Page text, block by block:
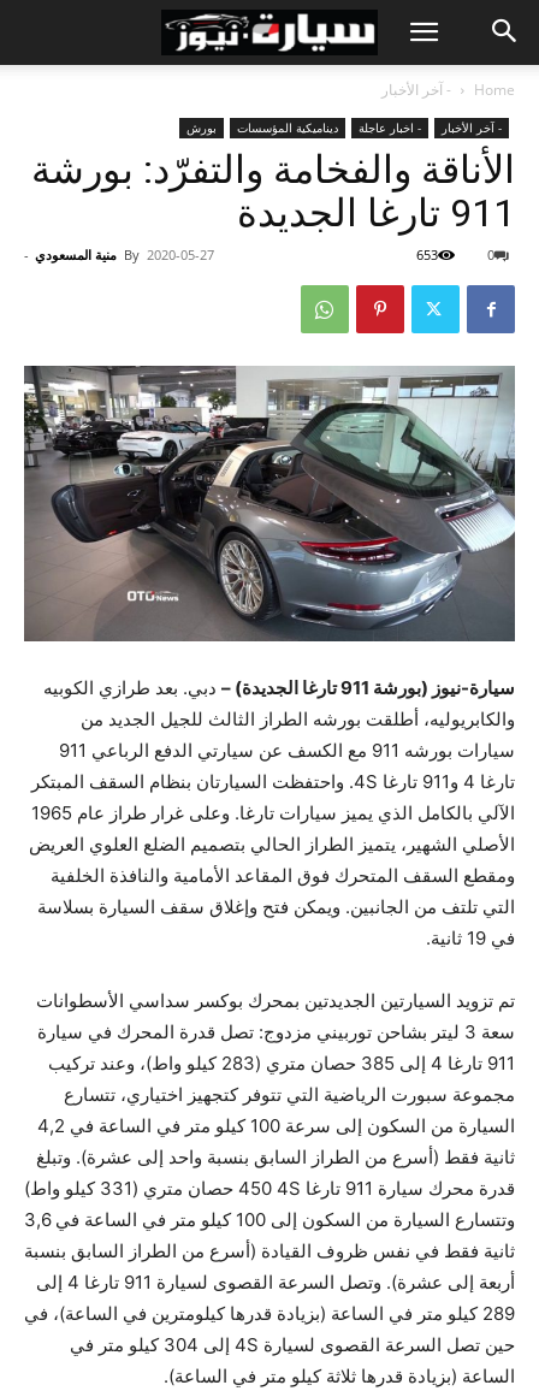
Home - آخر الأخبار
- آخر الأخبار - اخبار عاجلة ديناميكية المؤسسات بورش
الأناقة والفخامة والتفرّد: بورشة
By منية المسعودي - 2020-05-27 0
653
سيارة-نيوز (بورشة ‏911 تارغا الجديدة) –
دبي. بعد طرازي الكوبيه
والكابريوليه، أطلقت بورشه الطراز الثالث للجيل الجديد من
سيارات بورشه ‏911 مع الكسف عن سيارتي الدفع الرباعي ‏911
تارغا ‏4 و911 تارغا ‎4S. واحتفظت السيارتان بنظام السقف المبتكر
الآلي بالكامل الذي يميز سيارات تارغا. وعلى غرار طراز عام ‏1965
الأصلي الشهير، يتميز الطراز الحالي بتصميم الضلع العلوي العريض
ومقطع السقف المتحرك فوق المقاعد الأمامية والنافذة الخلفية
التي تلتف من الجانبين. ويمكن فتح وإغلاق سقف السيارة بسلاسة
في ‏19 ثانية‏.
تم تزويد السيارتين الجديدتين بمحرك بوكسر سداسي الأسطوانات
سعة ‏3 ليتر بشاحن توربيني مزدوج: تصل قدرة المحرك في سيارة
‏911 تارغا ‏4 إلى ‏385 حصان متري ‏(283 كيلو واط)، وعند تركيب
مجموعة سبورت الرياضية التي تتوفر كتجهيز اختياري، تتسارع
السيارة من السكون إلى سرعة ‏100 كيلو متر في الساعة في ‏4,2
ثانية فقط (أسرع من الطراز السابق بنسبة واحد إلى عشرة). وتبلغ
قدرة محرك سيارة ‏911 تارغا ‎4S ‏450 حصان متري ‏(331 كيلو واط)
وتتسارع السيارة من السكون إلى ‏100 كيلو متر في الساعة في ‏3,6
ثانية فقط في نفس ظروف القيادة (أسرع من الطراز السابق بنسبة
أربعة إلى عشرة). وتصل السرعة القصوى لسيارة ‏911 تارغا ‏4 إلى
‏289 كيلو متر في الساعة (بزيادة قدرها كيلومترين في الساعة)، في
حين تصل السرعة القصوى لسيارة ‏4S إلى ‏304 كيلو متر في
الساعة (بزيادة قدرها ثلاثة كيلو متر في الساعة)‏.